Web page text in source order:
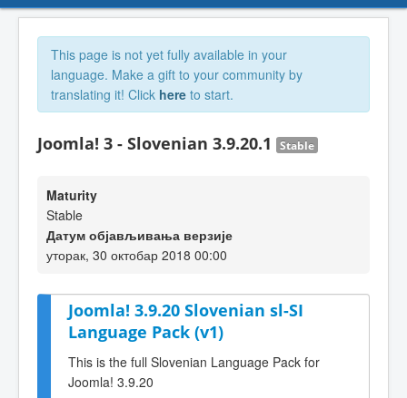
This page is not yet fully available in your
language. Make a gift to your community by
translating it! Click here to start.
Joomla! 3 - Slovenian 3.9.20.1 Stable
Maturity
Stable
Датум објављивања верзије
уторак, 30 октобар 2018 00:00
Joomla! 3.9.20 Slovenian sl-SI
Language Pack (v1)
This is the full Slovenian Language Pack for
Joomla! 3.9.20